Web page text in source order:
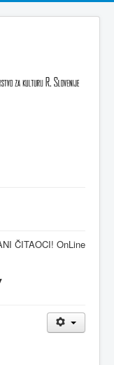
ČITAOCI! OnLine